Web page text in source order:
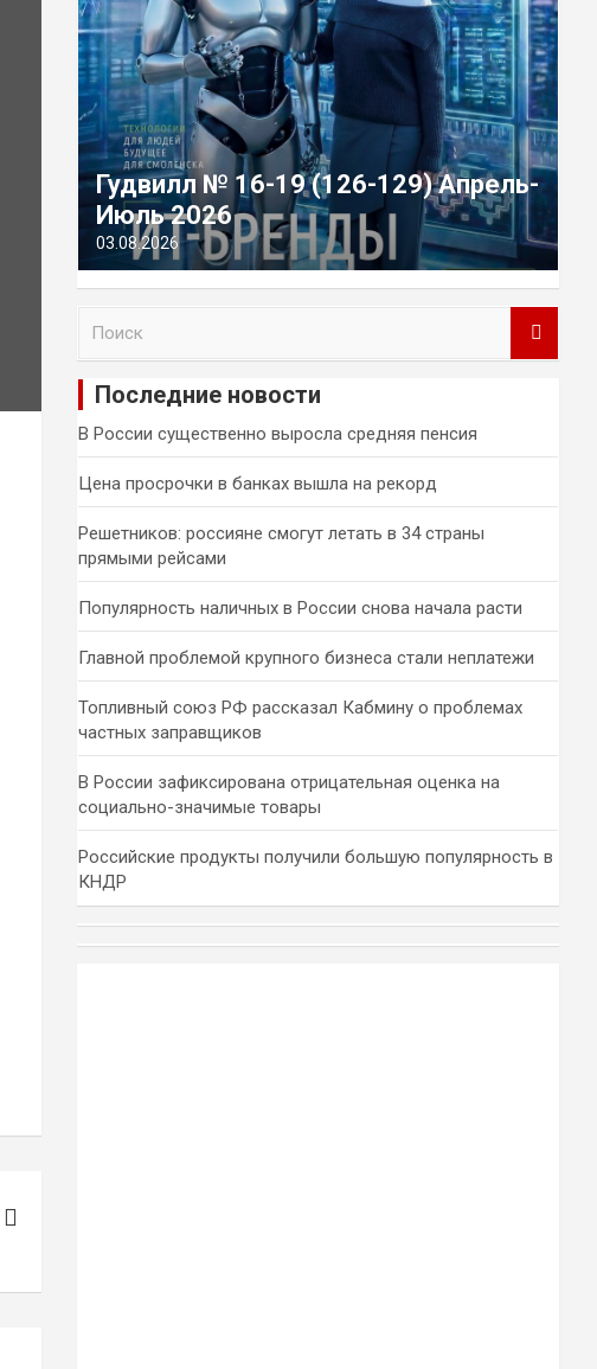
Гудвилл № 16-19 (126-129) Апрель-
Июль 2026
03.08.2026
и
Последние новости
В России существенно выросла средняя пенсия
Цена просрочки в банках вышла на рекорд
Решетников: россияне смогут летать в 34 страны
прямыми рейсами
Популярность наличных в России снова начала расти
Главной проблемой крупного бизнеса стали неплатежи
Топливный союз РФ рассказал Кабмину о проблемах
частных заправщиков
В России зафиксирована отрицательная оценка на
социально-значимые товары
Российские продукты получили большую популярность в
КНДР